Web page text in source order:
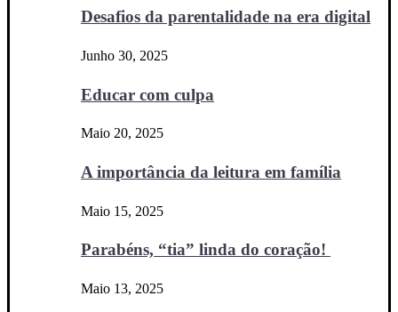
Desafios da parentalidade na era digital
Junho 30, 2025
Educar com culpa
Maio 20, 2025
A importância da leitura em família
Maio 15, 2025
Parabéns, “tia” linda do coração!
Maio 13, 2025